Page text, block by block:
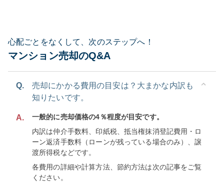
心配ごとをなくして、次のステップへ！
マンション売却のQ&A
Q.
売却にかかる費用の目安は？大まかな内訳も
知りたいです。
A.
一般的に売却価格の4％程度が目安です。
内訳は仲介手数料、印紙税、抵当権抹消登記費用・ロ
ーン返済手数料（ローンが残っている場合のみ）、譲
渡所得税などです。
各費用の詳細や計算方法、節約方法は次の記事をご覧
ください。